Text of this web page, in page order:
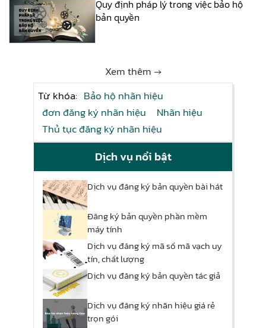
Quy định pháp lý trong việc bảo hộ
bản quyền
Xem thêm →
Từ khóa: Bảo hộ nhãn hiệu
đơn đăng ký nhãn hiệu
Nhãn hiệu
Thủ tục đăng ký nhãn hiệu
Dịch vụ nổi bật
Dịch vụ đăng ký bản quyền bài hát
Đăng ký bản quyền phần mềm
máy tính
Dịch vụ đăng ký mã số mã vạch uy
tín, chất lượng
Dịch vụ đăng ký bản quyền tác giả
Dịch vụ đăng ký nhãn hiệu giá rẻ
trọn gói